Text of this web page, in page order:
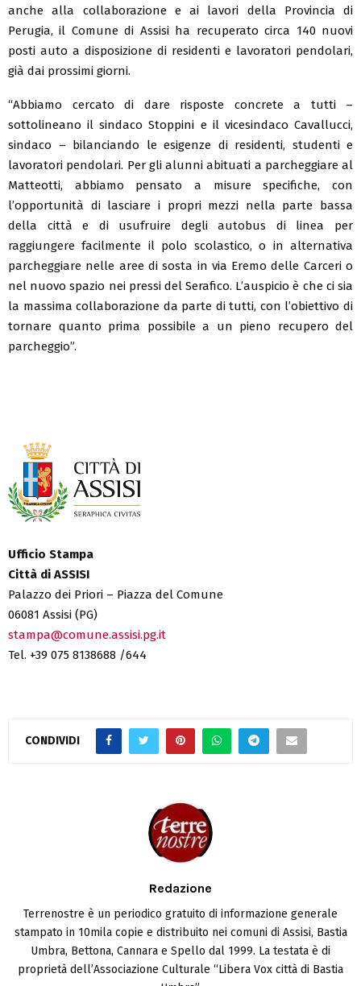
anche alla collaborazione e ai lavori della Provincia di
Perugia, il Comune di Assisi ha recuperato circa 140 nuovi
posti auto a disposizione di residenti e lavoratori pendolari,
già dai prossimi giorni.
“Abbiamo cercato di dare risposte concrete a tutti –
sottolineano il sindaco Stoppini e il vicesindaco Cavallucci,
sindaco – bilanciando le esigenze di residenti, studenti e
lavoratori pendolari. Per gli alunni abituati a parcheggiare al
Matteotti, abbiamo pensato a misure specifiche, con
l’opportunità di lasciare i propri mezzi nella parte bassa
della città e di usufruire degli autobus di linea per
raggiungere facilmente il polo scolastico, o in alternativa
parcheggiare nelle aree di sosta in via Eremo delle Carceri o
nel nuovo spazio nei pressi del Serafico. L’auspicio è che ci sia
la massima collaborazione da parte di tutti, con l’obiettivo di
tornare quanto prima possibile a un pieno recupero del
parcheggio”.
Ufficio Stampa
Città di ASSISI
Palazzo dei Priori – Piazza del Comune
06081 Assisi (PG)
stampa@comune.assisi.pg.it
Tel. +39 075 8138688 /644
CONDIVIDI
Redazione
Terrenostre è un periodico gratuito di informazione generale
stampato in 10mila copie e distribuito nei comuni di Assisi, Bastia
Umbra, Bettona, Cannara e Spello dal 1999. La testata è di
proprietà dell’Associazione Culturale “Libera Vox città di Bastia